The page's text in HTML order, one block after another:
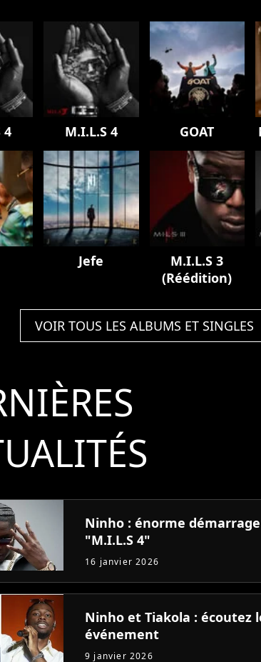
4 M.I.L.S 4 GOAT
Jefe
M.I.L.S 3
(Réédition)
VOIR TOUS LES ALBUMS ET SINGLES
Ninho : énorme
"M.I.L.S 4"
16 janvier 2026
Ninho et Tiakola : écoutez
événement
9 janvier 2026